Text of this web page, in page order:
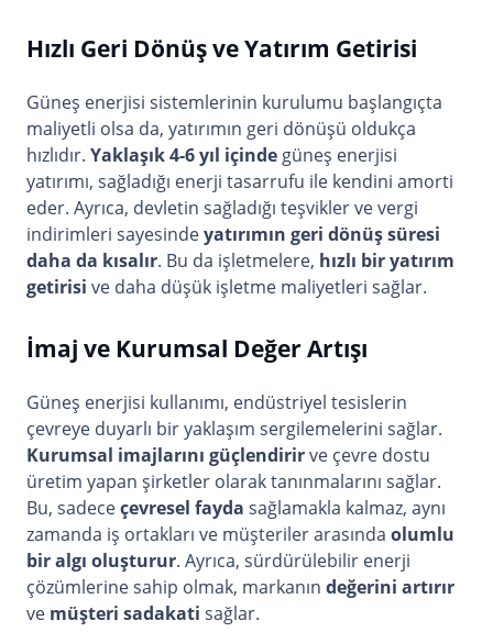
Hızlı Geri Dönüş ve Yatırım Getirisi
Güneş enerjisi sistemlerinin kurulumu başlangıçta
maliyetli olsa da, yatırımın geri dönüşü oldukça
hızlıdır. Yaklaşık 4-6 yıl içinde güneş enerjisi
yatırımı, sağladığı enerji tasarrufu ile kendini amorti
eder. Ayrıca, devletin sağladığı teşvikler ve vergi
indirimleri sayesindeyatırımın geri dönüş süresi
daha da kısalır. Bu da işletmelere, hızlı bir yatırım
getirisi ve daha düşük işletme maliyetleri sağlar.
İmaj ve Kurumsal Değer Artışı
Güneş enerjisi kullanımı, endüstriyel tesislerin
çevreye duyarlı bir yaklaşım sergilemelerini sağlar.
Kurumsal imajlarını güçlendirirve çevre dostu
üretim yapan şirketler olarak tanınmalarını sağlar.
Bu, sadeceçevresel fayda sağlamakla kalmaz, aynı
zamanda iş ortakları ve müşteriler arasında olumlu
bir algı oluşturur. Ayrıca, sürdürülebilir enerji
çözümlerine sahip olmak, markanın değerini artırır
ve müşteri sadakati sağlar.